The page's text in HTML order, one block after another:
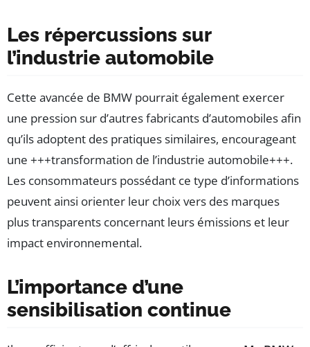
Les répercussions sur
l’industrie automobile
Cette avancée de BMW pourrait également exercer
une pression sur d’autres fabricants d’automobiles afin
qu’ils adoptent des pratiques similaires, encourageant
une +++transformation de l’industrie automobile+++.
Les consommateurs possédant ce type d’informations
peuvent ainsi orienter leur choix vers des marques
plus transparents concernant leurs émissions et leur
impact environnemental.
L’importance d’une
sensibilisation continue